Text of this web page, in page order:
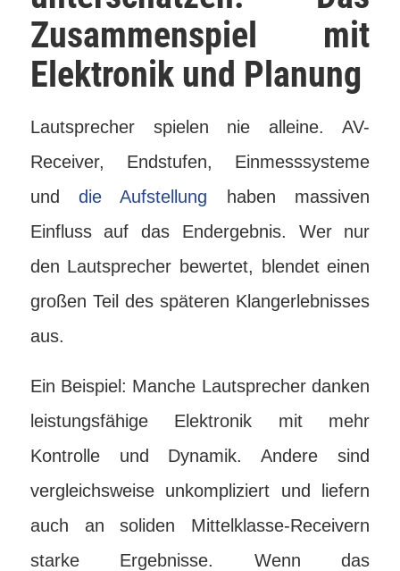
Zusammenspiel mit
Elektronik und Planung
Lautsprecher spielen nie alleine. AV-
Receiver, Endstufen, Einmesssysteme
unddie Aufstellung haben massiven
Einfluss auf das Endergebnis. Wer nur
den Lautsprecher bewertet, blendet einen
großen Teil des späteren Klangerlebnisses
aus.
Ein Beispiel: Manche Lautsprecher danken
leistungsfähige Elektronik mit mehr
Kontrolle und Dynamik. Andere sind
vergleichsweise unkompliziert und liefern
auch an soliden Mittelklasse-Receivern
starke Ergebnisse. Wenn das